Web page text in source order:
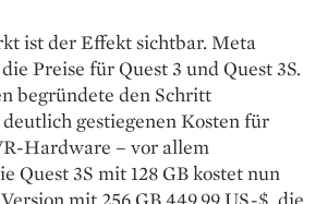
ist der Effekt sichtbar. Meta
Preise für Quest 3 und Quest 3S.
begründete den Schritt
gestiegenen Kosten für
Hardware – vor allem
Quest 3S mit 128 GB kostet nun
mit 256 GB 449,99 US-$, die